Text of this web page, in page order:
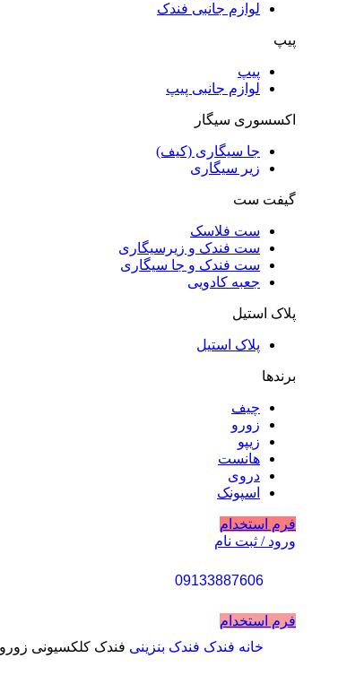
لوازم جانبی فندک
پیپ
پیپ
لوازم جانبی پیپ
اکسسوری سیگار
جا سیگاری (کیف)
زیر سیگاری
گیفت ست
ست فلاسک
ست فندک و زیرسیگاری
ست فندک و جا سیگاری
جعبه کادویی
پلاک استیل
پلاک استیل
برندها
چیف
زورو
زیپو
هانست
دروی
اسپونک
فرم استخدام
ورود / ثبت نام
09133887606
فرم استخدام
خانه فندک فندک بنزینی فندک کلکسیونی زورو zorro